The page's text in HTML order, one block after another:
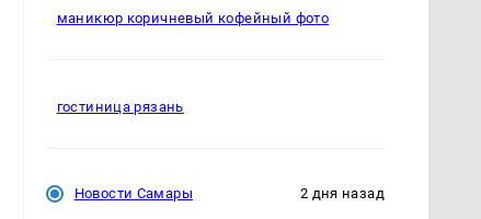
маникюр коричневый кофейный фото
гостиница рязань
Новости Самары 2 дня назад